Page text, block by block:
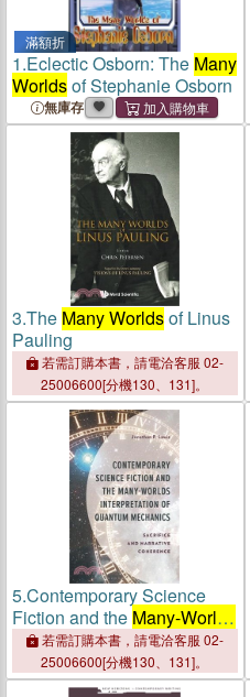
滿額折
1.Eclectic Osborn: The Many
Worldsof Stephanie Osborn
無庫存
3.The Many Worldsof Linus
Pauling
若需訂購本書，請電洽客服 02-
25006600[分機130、131]。
5.Contemporary Science
Fiction and the Many-Worlds
Interpretation of Quantum
Mechanics: Sacrifice and
Narrative Coherence
若需訂購本書，請電洽客服 02-
25006600[分機130、131]。